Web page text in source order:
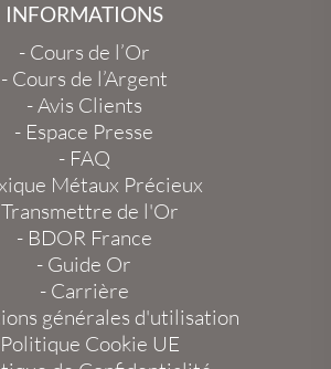
INFORMATIONS
- Cours de l’Or
- Cours de l’Argent
-Avis Clients
- Espace Presse
- FAQ
Métaux Précieux
Transmettre de l'Or
- BDOR France
- Guide Or
- Carrière
générales d'utilisation
Politique Cookie UE